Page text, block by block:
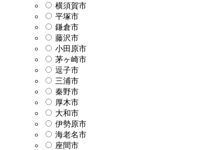
横須賀市
平塚市
鎌倉市
藤沢市
小田原市
茅ヶ崎市
逗子市
三浦市
秦野市
厚木市
大和市
伊勢原市
海老名市
座間市